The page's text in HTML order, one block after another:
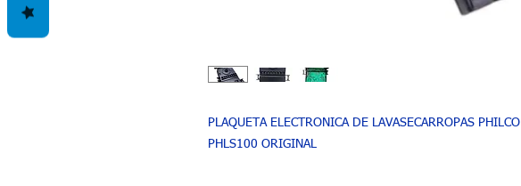
PLAQUETA ELECTRONICA DE LAVASECARROPAS PHILCO
PHLS100 ORIGINAL